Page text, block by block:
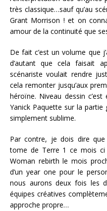
très classique…sauf qu’au
Grant Morrison ! et on
amour de la continuité que
De fait c’est un volume que
d’autant que cela faisait
scénariste voulait rendre
cela remonter jusqu’aux
héroïne. Niveau dessin
Yanick Paquette sur la partie
simplement sublime.
Par contre, je dois dire
tome de Terre 1 ce mois
Woman rebirth le mois
d’un year one pour le
nous aurons deux fois les
équipes créatives
approche propre…